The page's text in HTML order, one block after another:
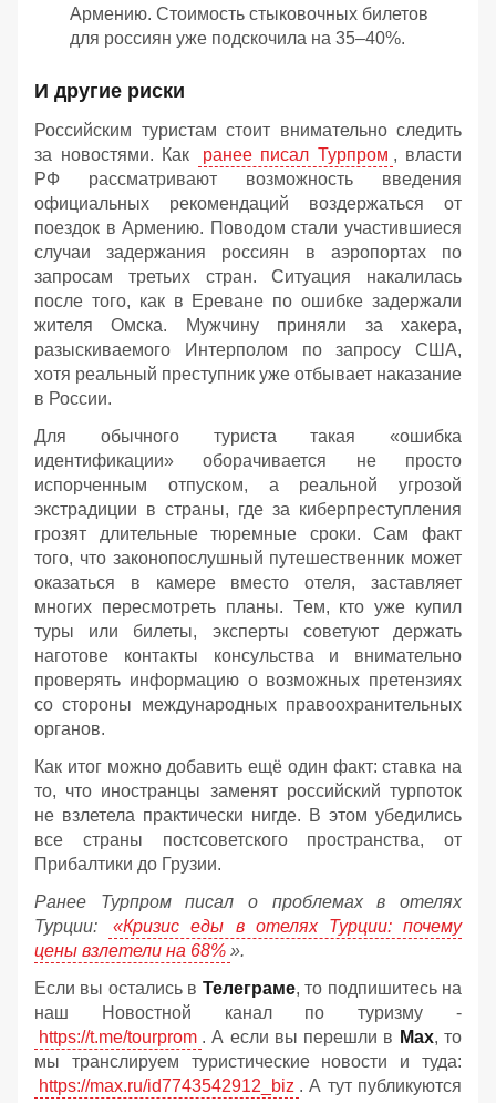
Армению. Стоимость стыковочных билетов
для россиян уже подскочила на 35–40%.
И другие риски
Российским туристам стоит внимательно следить
за новостями. Как
ранее писал Турпром , власти
РФ рассматривают возможность введения
официальных рекомендаций воздержаться от
поездок в Армению. Поводом стали участившиеся
случаи задержания россиян в аэропортах по
запросам третьих стран. Ситуация накалилась
после того, как в Ереване по ошибке задержали
жителя Омска. Мужчину приняли за хакера,
разыскиваемого Интерполом по запросу США,
хотя реальный преступник уже отбывает наказание
в России.
Для обычного туриста такая «ошибка
идентификации» оборачивается не просто
испорченным отпуском, а реальной угрозой
экстрадиции в страны, где за киберпреступления
грозят длительные тюремные сроки. Сам факт
того, что законопослушный путешественник может
оказаться в камере вместо отеля, заставляет
многих пересмотреть планы. Тем, кто уже купил
туры или билеты, эксперты советуют держать
наготове контакты консульства и внимательно
проверять информацию о возможных претензиях
со стороны международных правоохранительных
органов.
Как итог можно добавить ещё один факт: ставка на
то, что иностранцы заменят российский турпоток
не взлетела практически нигде. В этом убедились
все страны постсоветского пространства, от
Прибалтики до Грузии.
Ранее Турпром писал о проблемах в отелях
Турции:
«Кризис еды в отелях Турции: почему
цены взлетели на 68% ».
Если вы остались в Телеграме, то подпишитесь на
наш Новостной канал по туризму -
https://t.me/tourprom . А если вы перешли в Мах, то
мы транслируем туристические новости и туда:
https://max.ru/id7743542912_biz . А тут публикуются